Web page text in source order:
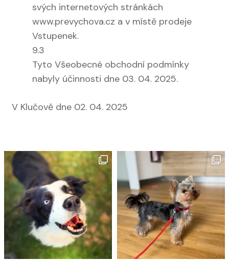
svých internetových stránkách
www.prevychova.cz a v místě prodeje
Vstupenek.
9.3
Tyto Všeobecné obchodní podmínky
nabyly účinnosti dne 03. 04. 2025.
V Klučově dne 02. 04. 2025